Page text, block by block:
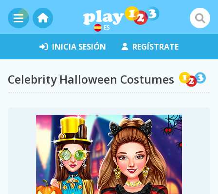
ES
INICIA SESIÓN REGÍSTRATE
Celebrity Halloween Costumes